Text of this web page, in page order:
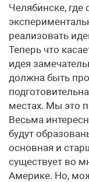
Челябинске,
реализовать
Теперь что
идея
должна быть
местах. Мы это
Весьма
будут
основная и
существует во
Америке. Но,